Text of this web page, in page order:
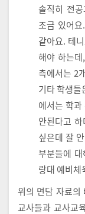
솔직히 전
조금 있어
같아요. 테
해야 하는
측에서는 2
기타 학생들
에서는 학
안된다고
싶은데 잘
부분들에
랑대 예비체
위의 면담 자료의
교사들과 교사교